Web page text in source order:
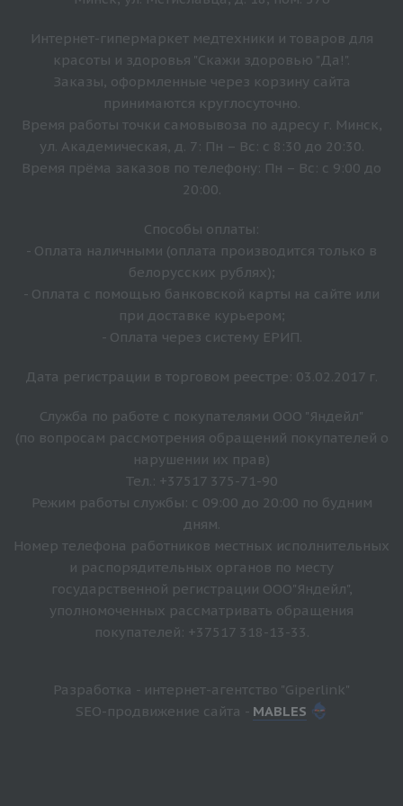
Интернет-гипермаркет медтехники и товаров для
красоты и здоровья "Скажи здоровью "Да!".
Заказы, оформленные через корзину сайта
принимаются круглосуточно.
Время работы точки самовывоза по адресу г. Минск,
ул. Академическая, д. 7: Пн – Вс: с 8:30 до 20:30.
Время прёма заказов по телефону: Пн – Вс: с 9:00 до
20:00.
Способы оплаты:
- Оплата наличными (оплата производится только в
белорусских рублях);
- Оплата с помощью банковской карты на сайте или
при доставке курьером;
- Оплата через систему ЕРИП.
Дата регистрации в торговом реестре: 03.02.2017 г.
Служба по работе с покупателями ООО "Яндейл"
(по вопросам рассмотрения обращений покупателей о
нарушении их прав)
Тел.: +37517 375-71-90
Режим работы службы: с 09:00 до 20:00 по будним
дням.
Номер телефона работников местных исполнительных
и распорядительных органов по месту
государственной регистрации ООО"Яндейл",
уполномоченных рассматривать обращения
покупателей: +37517 318-13-33.
Разработка - интернет-агентство "Giperlink"
SEO-продвижение сайта - MABLES